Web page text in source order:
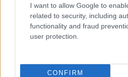
I want to allow Google to
related to security, including
functionality and fraud
user protection.
CONFIRM
Várkonyi Gábor Autóblog•2026. július 27.
Érzésre már egy fél
hogy érkezni fog "valami"